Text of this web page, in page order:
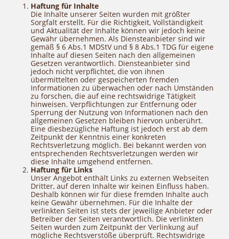
Haftung für Inhalte
Die Inhalte unserer Seiten wurden mit größter
Sorgfalt erstellt. Für die Richtigkeit, Vollständigkeit
und Aktualität der Inhalte können wir jedoch keine
Gewähr übernehmen. Als Diensteanbieter sind wir
gemäß § 6 Abs.1 MDStV und § 8 Abs.1 TDG für eigene
Inhalte auf diesen Seiten nach den allgemeinen
Gesetzen verantwortlich. Diensteanbieter sind
jedoch nicht verpflichtet, die von ihnen
übermittelten oder gespeicherten fremden
Informationen zu überwachen oder nach Umständen
zu forschen, die auf eine rechtswidrige Tätigkeit
hinweisen. Verpflichtungen zur Entfernung oder
Sperrung der Nutzung von Informationen nach den
allgemeinen Gesetzen bleiben hiervon unberührt.
Eine diesbezügliche Haftung ist jedoch erst ab dem
Zeitpunkt der Kenntnis einer konkreten
Rechtsverletzung möglich. Bei bekannt werden von
entsprechenden Rechtsverletzungen werden wir
diese Inhalte umgehend entfernen.
Haftung für Links
Unser Angebot enthält Links zu externen Webseiten
Dritter, auf deren Inhalte wir keinen Einfluss haben.
Deshalb können wir für diese fremden Inhalte auch
keine Gewähr übernehmen. Für die Inhalte der
verlinkten Seiten ist stets der jeweilige Anbieter oder
Betreiber der Seiten verantwortlich. Die verlinkten
Seiten wurden zum Zeitpunkt der Verlinkung auf
mögliche Rechtsverstöße überprüft. Rechtswidrige